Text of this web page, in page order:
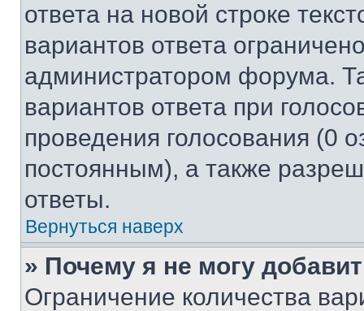
ответа на новой строке
вариантов ответа
администратором форума.
вариантов ответа при
проведения голосования (0
постоянным), а также
ответы.
Вернуться наверх
» Почему я не могу
Ограничение количества